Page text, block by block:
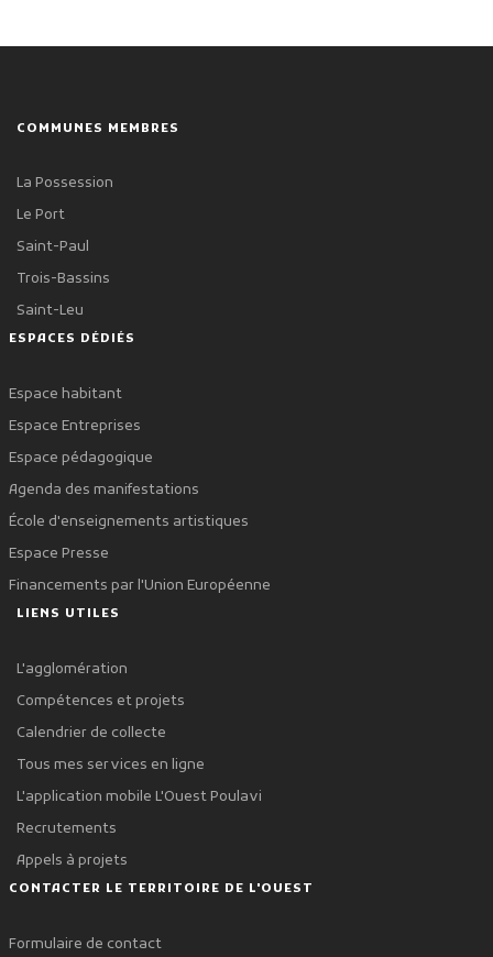
COMMUNES MEMBRES
La Possession
Le Port
Saint-Paul
Trois-Bassins
Saint-Leu
ESPACES DÉDIÉS
Espace habitant
Espace Entreprises
Espace pédagogique
Agenda des manifestations
École d'enseignements artistiques
Espace Presse
Financements par l'Union Européenne
LIENS UTILES
L'agglomération
Compétences et projets
Calendrier de collecte
Tous mes services en ligne
L'application mobile L'Ouest Poulavi
Recrutements
Appels à projets
CONTACTER LE TERRITOIRE DE L'OUEST
Formulaire de contact